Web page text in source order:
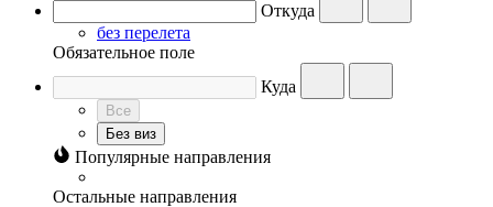
Откуда
без перелета
Обязательное поле
Куда
Все
Без виз
Популярные направления
Остальные направления